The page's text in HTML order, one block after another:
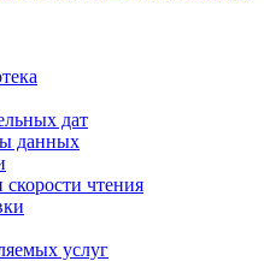
дат
данных
скорости чтения
услуг